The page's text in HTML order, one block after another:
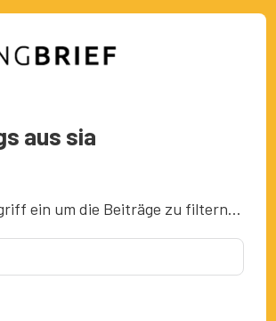
aus sia
ein um die Beiträge zu filtern…